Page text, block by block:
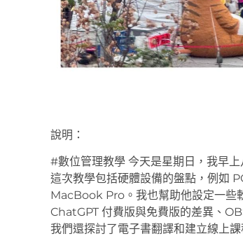
說明：
#數位管理教學 今天是星期日，我早
這次教學包括硬體設備的盤點，例如
MacBook Pro。我也幫助他設定一些
ChatGPT 付費版與免費版的差異、
我們還探討了電子書翻譯和建立線上課